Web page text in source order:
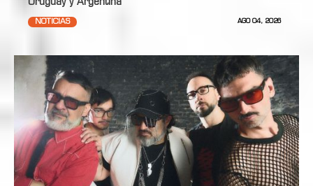
Uruguay y Argentina
NOTICIAS AGO 04, 2026